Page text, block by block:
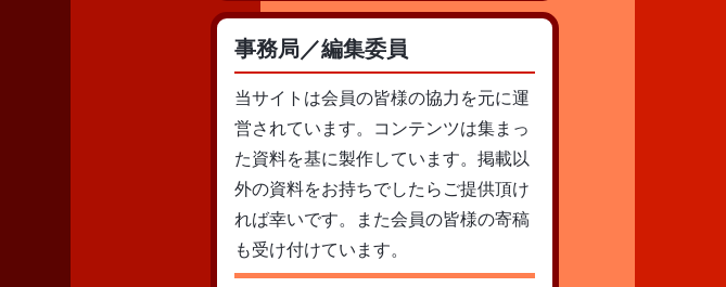
事務局／編集委員
当サイトは会員の皆様の協力を元に運
営されています。コンテンツは集まっ
た資料を基に製作しています。掲載以
外の資料をお持ちでしたらご提供頂け
れば幸いです。また会員の皆様の寄稿
も受け付けています。